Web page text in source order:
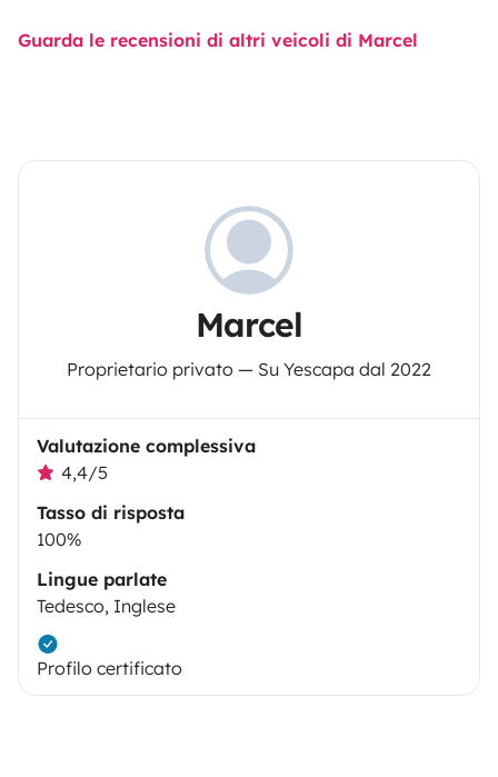
Guarda le recensioni di altri veicoli di Marcel
Marcel
Proprietario privato — Su Yescapa dal 2022
Valutazione complessiva
4,4/5
Tasso di risposta
100%
Lingue parlate
Tedesco, Inglese
Profilo certificato